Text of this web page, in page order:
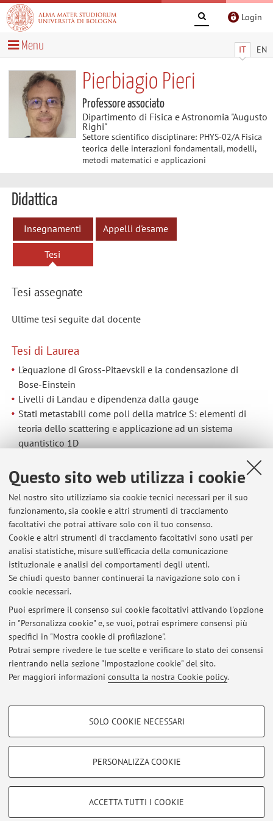
Questo sito web utilizza i cookie
Nel nostro sito utilizziamo sia cookie tecnici necessari per il suo
funzionamento, sia cookie e altri strumenti di tracciamento
facoltativi che potrai attivare solo con il tuo consenso.
Cookie e altri strumenti di tracciamento facoltativi sono usati per
analisi statistiche, misure sull'efficacia della comunicazione
istituzionale e analisi dei comportamenti degli utenti.
Se chiudi questo banner continuerai la navigazione solo con i
cookie necessari.
Puoi esprimere il consenso sui cookie facoltativi attivando l'opzione
in "Personalizza cookie" e, se vuoi, potrai esprimere consensi più
specifici in "Mostra cookie di profilazione".
Potrai sempre rivedere le tue scelte e verificare lo stato dei consensi
rientrando nella sezione "Impostazione cookie" del sito.
Per maggiori informazioni consulta la nostra Cookie policy.
COOKIE DI PROFILAZIONE - FACOLTATIVI
COOKIE TECNICI - NECESSARI
SOLO COOKIE NECESSARI
PERSONALIZZA COOKIE
ACCETTA TUTTI I COOKIE
Login
IT EN
Menu
Pierbiagio Pieri
Professore associato
Dipartimento di Fisica e Astronomia "Augusto
Righi"
Settore scientifico disciplinare: PHYS-02/A Fisica
teorica delle interazioni fondamentali, modelli,
metodi matematici e applicazioni
Didattica
Insegnamenti Appelli d'esame
Tesi
Tesi assegnate
Ultime tesi seguite dal docente
Tesi di Laurea
L'equazione di Gross-Pitaevskii e la condensazione di
Bose-Einstein
Livelli di Landau e dipendenza dalla gauge
Stati metastabili come poli della matrice S: elementi di
teoria dello scattering e applicazione ad un sistema
quantistico 1D
Tesi di Laurea Magistrale
Low Density Ferrromagnetism in a square-to-triangular
lattice
Lowest Order Constrained Variational approximation for
ultracold Bose-Fermi mixtures
Mass-imbalanced two-dimensional Bose-Fermi mixtures
with boson-fermion pairing
Ultimi avvisi
Al momento non sono presenti avvisi.
Area riservata
Accedi tramiteloginper gestire tutti i contenuti del sito.
Zamboni, 33 - 40126 Bologna - Partita IVA: 01131710376